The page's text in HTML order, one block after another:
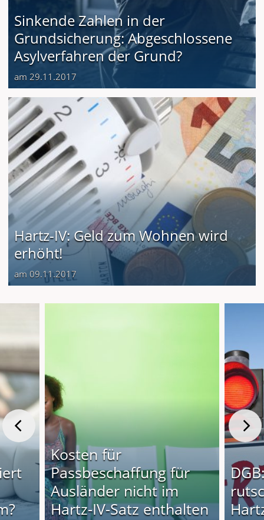
Sinkende Zahlen in der
Grundsicherung: Abgeschlossene
Asylverfahren der Grund?
am 29.11.2017
Hartz-IV: Geld zum Wohnen wird
erhöht!
am 09.11.2017
Kosten für
Passbeschaffung für
Ausländer nicht im
Hartz-IV-Satz enthalten